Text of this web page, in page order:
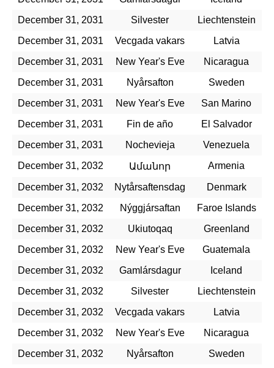
December 31, 2031
Silvester
Liechtenstein
December 31, 2031
Vecgada vakars
Latvia
December 31, 2031
New Year's Eve
Nicaragua
December 31, 2031
Nyårsafton
Sweden
December 31, 2031
New Year's Eve
San Marino
December 31, 2031
Fin de año
El Salvador
December 31, 2031
Nochevieja
Venezuela
December 31, 2032
Ամանոր Armenia
December 31, 2032 Nytårsaftensdag
Denmark
December 31, 2032
Nýggjársaftan
Faroe Islands
December 31, 2032
Ukiutoqaq
Greenland
December 31, 2032
New Year's Eve
Guatemala
December 31, 2032
Gamlársdagur
Iceland
December 31, 2032
Silvester
Liechtenstein
December 31, 2032
Vecgada vakars
Latvia
December 31, 2032
New Year's Eve
Nicaragua
December 31, 2032
Nyårsafton
Sweden